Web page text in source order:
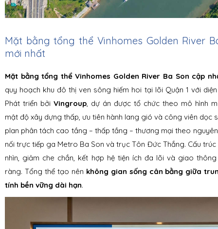
Mặt bằng tổng thể Vinhomes Golden River
mới nhất
Mặt bằng tổng thể Vinhomes Golden River Ba Son cập
quy hoạch khu đô thị ven sông hiếm hoi tại lõi Quận 1 với
Phát triển bởi Vingroup, dự án được tổ chức theo mô hình
mật độ xây dựng thấp, ưu tiên hành lang gió và công viên dọc
plan phân tách cao tầng – thấp tầng – thương mại theo
nối trực tiếp ga Metro Ba Son và trục Tôn Đức Thắng. Cấu
nhìn, giảm che chắn, kết hợp hệ tiện ích đa lõi và giao
ràng. Tổng thể tạo nên không gian sống cân bằng giữa
tính bền vững dài hạn.